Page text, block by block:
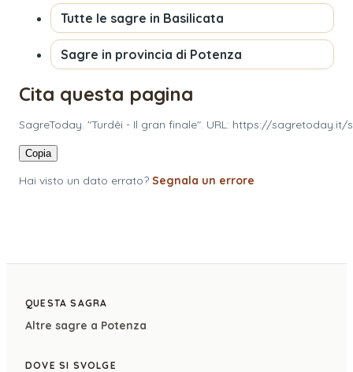
Tutte le sagre in Basilicata
Sagre in provincia di Potenza
Cita questa pagina
SagreToday. "Turdêi - Il gran finale". URL: https://
Copia
Hai visto un dato errato? Segnala un errore
QUESTA SAGRA
Altre sagre a Potenza
DOVE SI SVOLGE